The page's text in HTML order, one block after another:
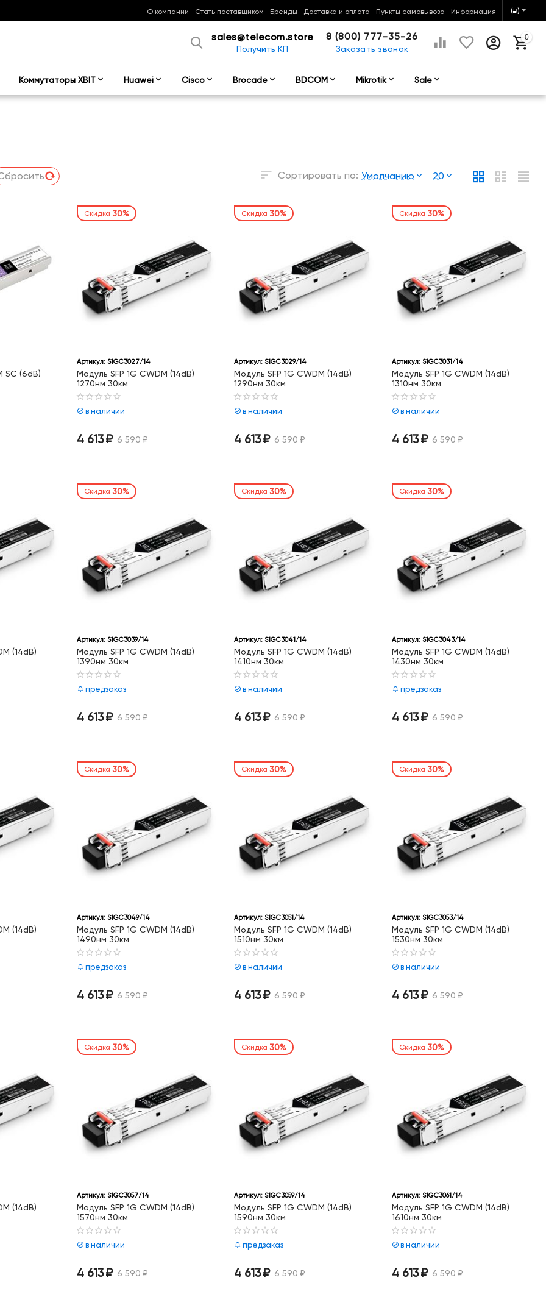
(₽)
О компании Стать поставщиком Бренды Доставка и оплата Пункты самовывоза Информация
sales@telecom.store
Получить КП
8 (800) 777-35-26
Заказать звонок
0
Коммутаторы XBIT Huawei Cisco Brocade BDCOM Mikrotik Sale
Сортировать по: Умолчанию 20
SC (6dB)
Скидка 30%
Артикул: S1GC3027/14
Модуль SFP 1G CWDM (14dB)
1270нм 30км
в наличии
6 590 ₽
4 613₽
Скидка 30%
Артикул: S1GC3029/14
Модуль SFP 1G CWDM (14dB)
1290нм 30км
в наличии
6 590 ₽
4 613₽
Скидка 30%
Артикул: S1GC3031/14
Модуль SFP 1G CWDM (14dB)
1310нм 30км
в наличии
6 590 ₽
4 613₽
(14dB)
Скидка 30%
Артикул: S1GC3039/14
Модуль SFP 1G CWDM (14dB)
1390нм 30км
предзаказ
6 590 ₽
4 613₽
Скидка 30%
Артикул: S1GC3041/14
Модуль SFP 1G CWDM (14dB)
1410нм 30км
в наличии
6 590 ₽
4 613₽
Скидка 30%
Артикул: S1GC3043/14
Модуль SFP 1G CWDM (14dB)
1430нм 30км
предзаказ
6 590 ₽
4 613₽
(14dB)
Скидка 30%
Артикул: S1GC3049/14
Модуль SFP 1G CWDM (14dB)
1490нм 30км
предзаказ
6 590 ₽
4 613₽
Скидка 30%
Артикул: S1GC3051/14
Модуль SFP 1G CWDM (14dB)
1510нм 30км
в наличии
6 590 ₽
4 613₽
Скидка 30%
Артикул: S1GC3053/14
Модуль SFP 1G CWDM (14dB)
1530нм 30км
в наличии
6 590 ₽
4 613₽
(14dB)
Скидка 30%
Артикул: S1GC3057/14
Модуль SFP 1G CWDM (14dB)
1570нм 30км
в наличии
6 590 ₽
4 613₽
Скидка 30%
Артикул: S1GC3059/14
Модуль SFP 1G CWDM (14dB)
1590нм 30км
предзаказ
6 590 ₽
4 613₽
Скидка 30%
Артикул: S1GC3061/14
Модуль SFP 1G CWDM (14dB)
1610нм 30км
в наличии
6 590 ₽
4 613₽